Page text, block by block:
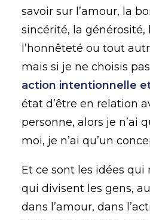
savoir sur l’amour, la
sincérité, la générosité,
l’honnêteté ou tout
mais si je ne choisis
action intentionnelle
état d’être en relation
personne, alors je n’ai
moi, je n’ai qu’un
Et ce sont les idées
qui divisent les gens,
dans l’amour, dans